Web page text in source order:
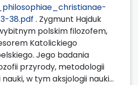
38.pdf . Zygmunt Hajduk
polskim filozofem,
Katolickiego
Jego badania
przyrody, metodologii
w tym aksjologii nauki...